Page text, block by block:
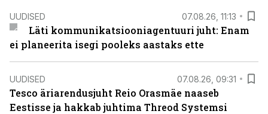
UUDISED 07.08.26, 11:13
Läti kommunikatsiooniagentuuri juht: Enam
ei planeerita isegi pooleks aastaks ette
UUDISED 07.08.26, 09:31
Tesco äriarendusjuht Reio Orasmäe naaseb
Eestisse ja hakkab juhtima Threod Systemsi